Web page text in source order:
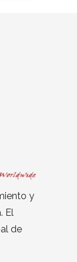
y
El
de